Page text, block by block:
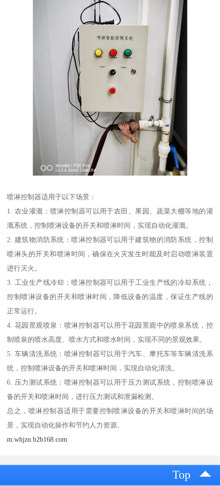
喷淋控制器适用于以下场景：
1. 农业灌溉：喷淋控制器可以用于农田、果园、蔬菜大棚等地的灌
溉系统，控制喷淋设备的开关和喷淋时间，实现自动化灌溉。
2. 建筑物消防系统：喷淋控制器可以用于建筑物的消防系统，控制
喷淋头的开关和喷淋时间，确保在火灾发生时能及时启动喷淋装置
进行灭火。
3. 工业生产线冷却：喷淋控制器可以用于工业生产线的冷却系统，
控制喷淋设备的开关和喷淋时间，降低设备的温度，保证生产线的
正常运行。
4. 花园景观喷泉：喷淋控制器可以用于花园景观中的喷泉系统，控
制喷泉的喷水高度、喷水方式和喷水时间，实现不同的景观效果。
5. 车辆清洗系统：喷淋控制器可以用于汽车、摩托车等车辆清洗系
统，控制喷淋设备的开关和喷淋时间，实现自动化清洗。
6. 压力测试系统：喷淋控制器可以用于压力测试系统，控制喷淋设
备的开关和喷淋时间，进行压力测试和泄漏检测。
总之，喷淋控制器适用于需要控制喷淋设备的开关和喷淋时间的场
景，实现自动化操作和节约人力资源。
m.whjzn.b2b168.com
Top